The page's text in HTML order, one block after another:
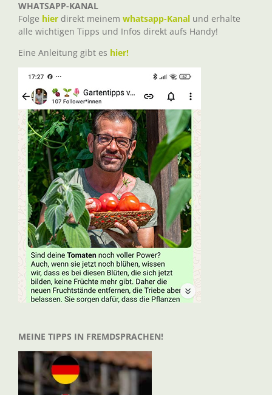
WHATSAPP-KANAL
Folge hier direkt meinem whatsapp-Kanal und erhalte
alle wichtigen Tipps und Infos direkt aufs Handy!
Eine Anleitung gibt es hier!
MEINE TIPPS IN FREMDSPRACHEN!